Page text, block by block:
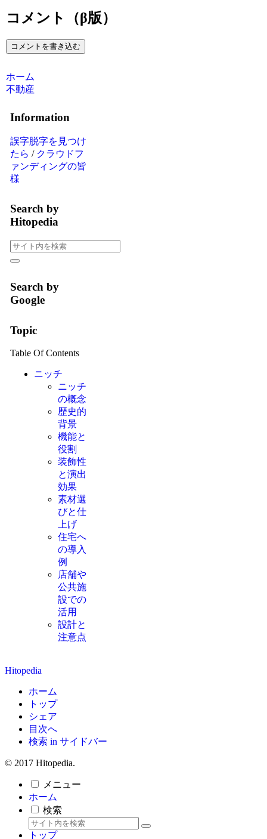
コメント（β版）
コメントを書き込む
ホーム
不動産
Information
誤字脱字を見つけ
たら / クラウドフ
ァンディングの皆
様
Search by
Hitopedia
Search by
Google
Topic
Table Of Contents
ニッチ
ニッチ
の概念
歴史的
背景
機能と
役割
装飾性
と演出
効果
素材選
びと仕
上げ
住宅へ
の導入
例
店舗や
公共施
設での
活用
設計と
注意点
Hitopedia
ホーム
トップ
シェア
目次へ
検索 in サイドバー
© 2017 Hitopedia.
メニュー
ホーム
検索
トップ